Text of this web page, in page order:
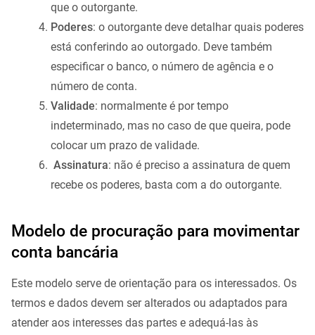
que o outorgante.
Poderes: o outorgante deve detalhar quais poderes
está conferindo ao outorgado. Deve também
especificar o banco, o número de agência e o
número de conta.
Validade: normalmente é por tempo
indeterminado, mas no caso de que queira, pode
colocar um prazo de validade.
Assinatura: não é preciso a assinatura de quem
recebe os poderes, basta com a do outorgante.
Modelo de procuração para movimentar
conta bancária
Este modelo serve de orientação para os interessados. Os
termos e dados devem ser alterados ou adaptados para
atender aos interesses das partes e adequá-las às